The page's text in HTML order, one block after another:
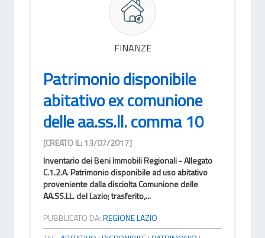
FINANZE
Patrimonio disponibile
abitativo ex comunione
delle aa.ss.ll. comma 10
[CREATO IL: 13/07/2017]
Inventario dei Beni Immobili Regionali - Allegato
C.1.2.A. Patrimonio disponibile ad uso abitativo
proveniente dalla disciolta Comunione delle
AA.SS.LL. del Lazio; trasferito,...
PUBBLICATO DA:REGIONE LAZIO